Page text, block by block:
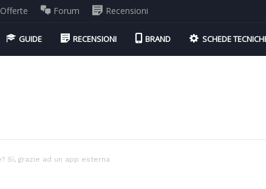
Offerte Forum Recensioni
GUIDE RECENSIONI BRAND SCHEDE
Sì, grazie ad un app esterna